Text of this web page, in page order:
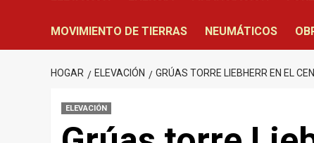
MOVIMIENTO DE TIERRAS NEUMÁTICOS
HOGAR ELEVACIÓN GRÚAS TORRE LIEBHERR EN EL
ELEVACIÓN